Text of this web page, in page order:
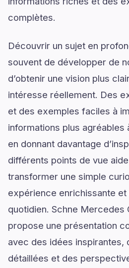
complètes.
Découvrir un sujet en
souvent de développer de
d’obtenir une vision plus
intéresse réellement. Des
et des exemples faciles à
informations plus
en donnant davantage
différents points de vue
transformer une simple
expérience enrichissante et
quotidien. Schne Mercedes
propose une présentation
avec des idées inspirantes,
détaillées et des